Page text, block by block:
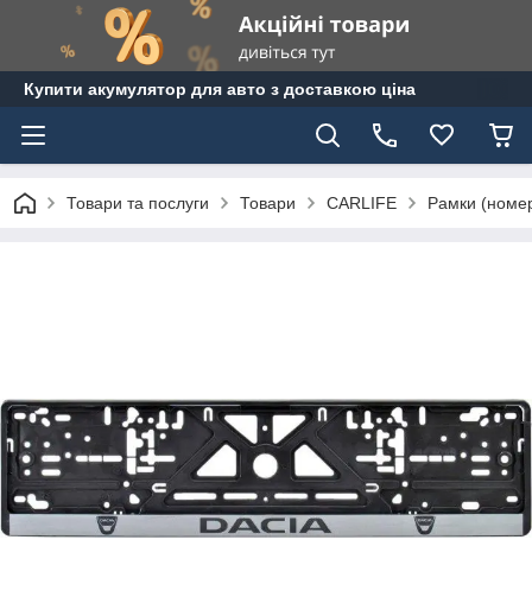
Купити акумулятор для авто з доставкою ціна
Товари та послуги Товари CARLIFE Рамки